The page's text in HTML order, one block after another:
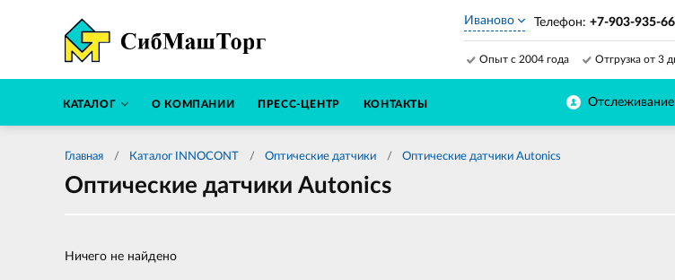
Иваново Телефон: +7-903-935-
Отслеживание
Опыт с 2004 года Отгрузка от 3
КАТАЛОГ О КОМПАНИИ ПРЕСС-ЦЕНТР КОНТАКТЫ
Главная Каталог INNOCONT Оптические датчики Оптические датчики Autonics
Оптические датчики Autonics
Ничего не найдено